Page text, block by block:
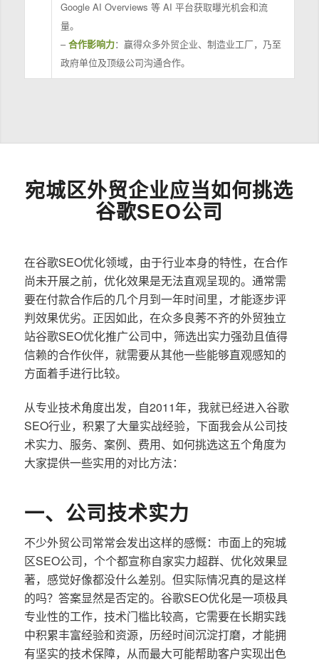
Google AI Overviews 等 AI 平台获取曝光机会和流
量。
–合作影响力：赢得众多外贸企业、制造业工厂，乃至
政府单位及顶级公司沟通合作。
宛城区外贸企业应当如何挑选
谷歌SEO公司
在谷歌SEO优化领域，由于行业本身的特性，在合作
尚未开展之前，优化效果是无法直观呈现的。通常需
要在付款合作后的几个月到一年时间里，才能逐步评
判效果优劣。正因如此，在众多良莠不齐的外贸独立
站谷歌SEO优化推广公司中，筛选出实力强劲且值得
信赖的合作伙伴，就需要从其他一些能够直观感知的
方面着手进行比较。
从专业技术角度出发，自2011年，我就已经进入谷歌
SEO行业，积累了大量实战经验，下面我会从公司技
术实力、服务、案例、费用、如何挑选这五个角度为
大家提供一些实用的对比方法：
一、公司技术实力
不少外贸公司常常会发出这样的感慨：市面上的宛城
区SEO公司，个个都宣称自家实力超群、优化效果显
著，感觉好像都没什么差别。但实际情况真的是这样
的吗？答案显然是否定的。谷歌SEO优化是一项极具
专业性的工作，技术门槛比较高，它需要在长期实践
中积累丰富经验和资源，历经时间沉淀打磨，才能拥
有坚实的技术保障，从而最大可能帮助客户实现出色